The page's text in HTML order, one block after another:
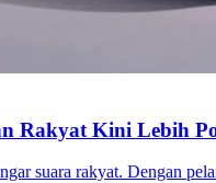
Rakyat Kini Lebih
suara rakyat. Dengan